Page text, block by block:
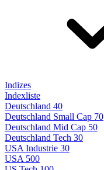
Indizes
Indexliste
Deutschland 40
Deutschland Small Cap 70
Deutschland Mid Cap 50
Deutschland Tech 30
USA Industrie 30
USA 500